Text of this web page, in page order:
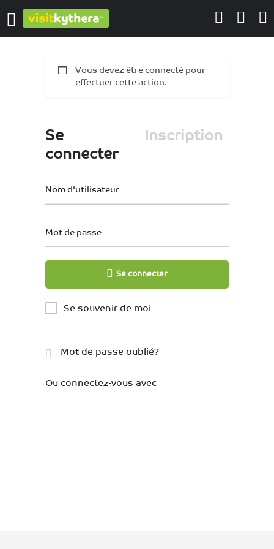
Vous devez être connecté pour
effectuer cette action.
Se
connecter
Inscription
Nom d'utilisateur
Mot de passe
Se connecter
Se souvenir de moi
Mot de passe oublié?
Ou connectez-vous avec